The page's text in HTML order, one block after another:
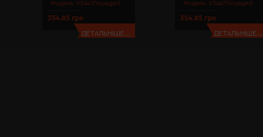
Модель: V3447(Voyager)
354.85 грн
ДЕТАЛЬНІШЕ...
Модель: V3447(Voyager)
354.85 грн
ДЕТАЛЬНІШЕ...